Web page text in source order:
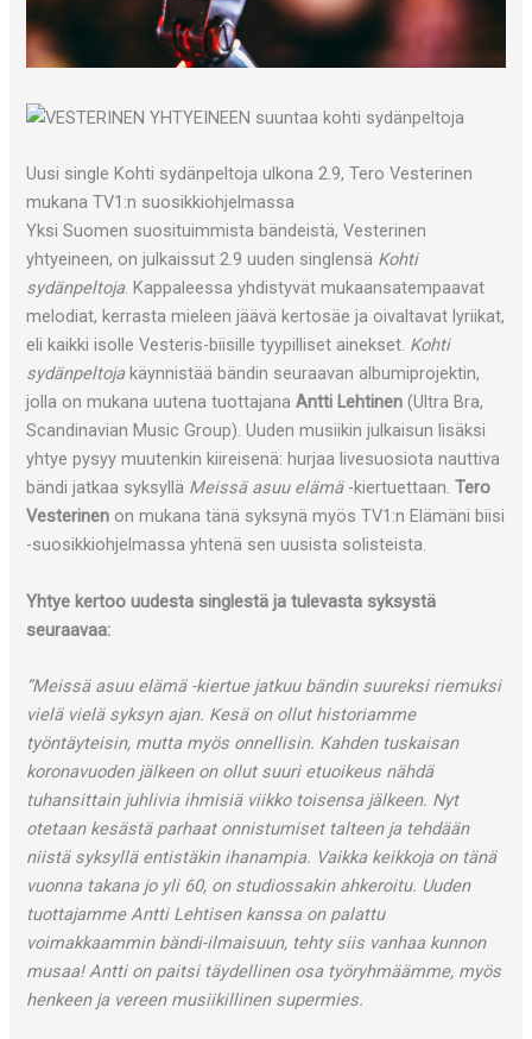
Uusi single Kohti sydänpeltoja ulkona 2.9, Tero Vesterinen
mukana TV1:n suosikkiohjelmassa
Yksi Suomen suosituimmista bändeistä, Vesterinen
yhtyeineen, on julkaissut 2.9 uuden singlensä Kohti
sydänpeltoja. Kappaleessa yhdistyvät mukaansatempaavat
melodiat, kerrasta mieleen jäävä kertosäe ja oivaltavat lyriikat,
eli kaikki isolle Vesteris-biisille tyypilliset ainekset. Kohti
sydänpeltoja käynnistää bändin seuraavan albumiprojektin,
jolla on mukana uutena tuottajanaAntti Lehtinen (Ultra Bra,
Scandinavian Music Group). Uuden musiikin julkaisun lisäksi
yhtye pysyy muutenkin kiireisenä: hurjaa livesuosiota nauttiva
bändi jatkaa syksyllä Meissä asuu elämä-kiertuettaan.Tero
Vesterinen on mukana tänä syksynä myös TV1:n Elämäni biisi
-suosikkiohjelmassa yhtenä sen uusista solisteista.
Yhtye kertoo uudesta singlestä ja tulevasta syksystä
seuraavaa:
”Meissä asuu elämä -kiertue jatkuu bändin suureksi riemuksi
vielä vielä syksyn ajan. Kesä on ollut historiamme
työntäyteisin, mutta myös onnellisin. Kahden tuskaisan
koronavuoden jälkeen on ollut suuri etuoikeus nähdä
tuhansittain juhlivia ihmisiä viikko toisensa jälkeen. Nyt
otetaan kesästä parhaat onnistumiset talteen ja tehdään
niistä syksyllä entistäkin ihanampia. Vaikka keikkoja on tänä
vuonna takana jo yli 60, on studiossakin ahkeroitu. Uuden
tuottajamme Antti Lehtisen kanssa on palattu
voimakkaammin bändi-ilmaisuun, tehty siis vanhaa kunnon
musaa! Antti on paitsi täydellinen osa työryhmäämme, myös
henkeen ja vereen musiikillinen supermies.